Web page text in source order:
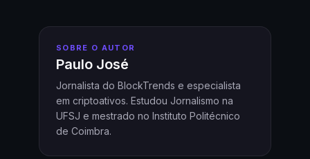
SOBRE O AUTOR
Paulo José
Jornalista do BlockTrends e especialista
em criptoativos. Estudou Jornalismo na
UFSJ e mestrado no Instituto Politécnico
de Coimbra.